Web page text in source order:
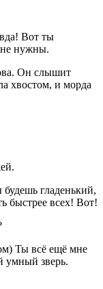
Вот ты
не нужны.
Он слышит
хвостом, и морда
гладенький,
быстрее всех! Вот!
Ты всё ещё мне
умный зверь.